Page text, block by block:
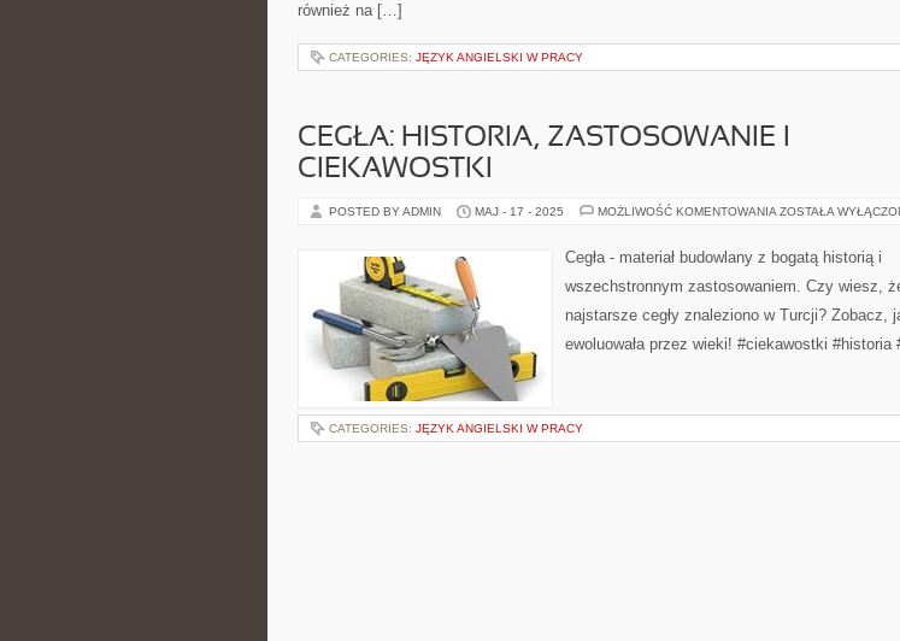
również na […]
CATEGORIES: JĘZYK ANGIELSKI W PRACY
CEGŁA: HISTORIA, ZASTOSOWANIE I
CIEKAWOSTKI
POSTED BY ADMIN MAJ - 17 - 2025 MOŻLIWOŚĆ KOMENTOWANIA CEGŁA:
CIEKAWOSTKI
ZOSTAŁA
Cegła - materiał budowlany z bogatą historią i
wszechstronnym zastosowaniem. Czy wiesz,
najstarsze cegły znaleziono w Turcji? Zobacz,
ewoluowała przez wieki! #ciekawostki #historia
CATEGORIES: JĘZYK ANGIELSKI W PRACY